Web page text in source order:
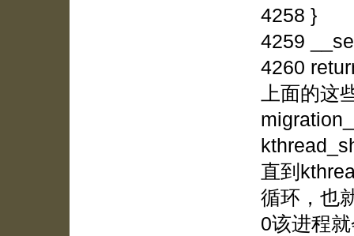
4258 }
4259
4260
上面的这
直到
循环，也
0该进程